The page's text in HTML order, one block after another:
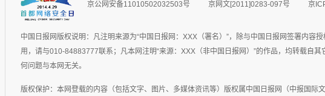
京公网安备11010502032503号 京网文[2011]0283-097号 京
中国日报网版权说明：凡注明来源为“中国日报网：XXX（署名）”，除与中国日报网签署内
用，请与010-84883777联系；凡本网注明“来源：XXX（非中国日报网）”的作品，均转载自
何问题与本网无关。
版权保护：本网登载的内容（包括文字、图片、多媒体资讯等）版权属中国日报网（中报国